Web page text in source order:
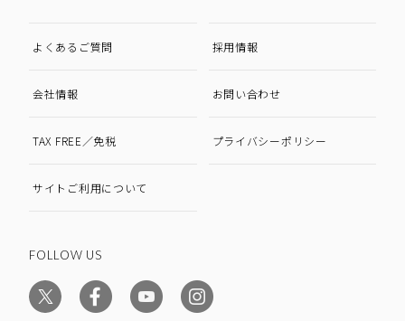
よくあるご質問 採用情報
会社情報 お問い合わせ
TAX FREE／免税 プライバシーポリシー
サイトご利用について
FOLLOW US